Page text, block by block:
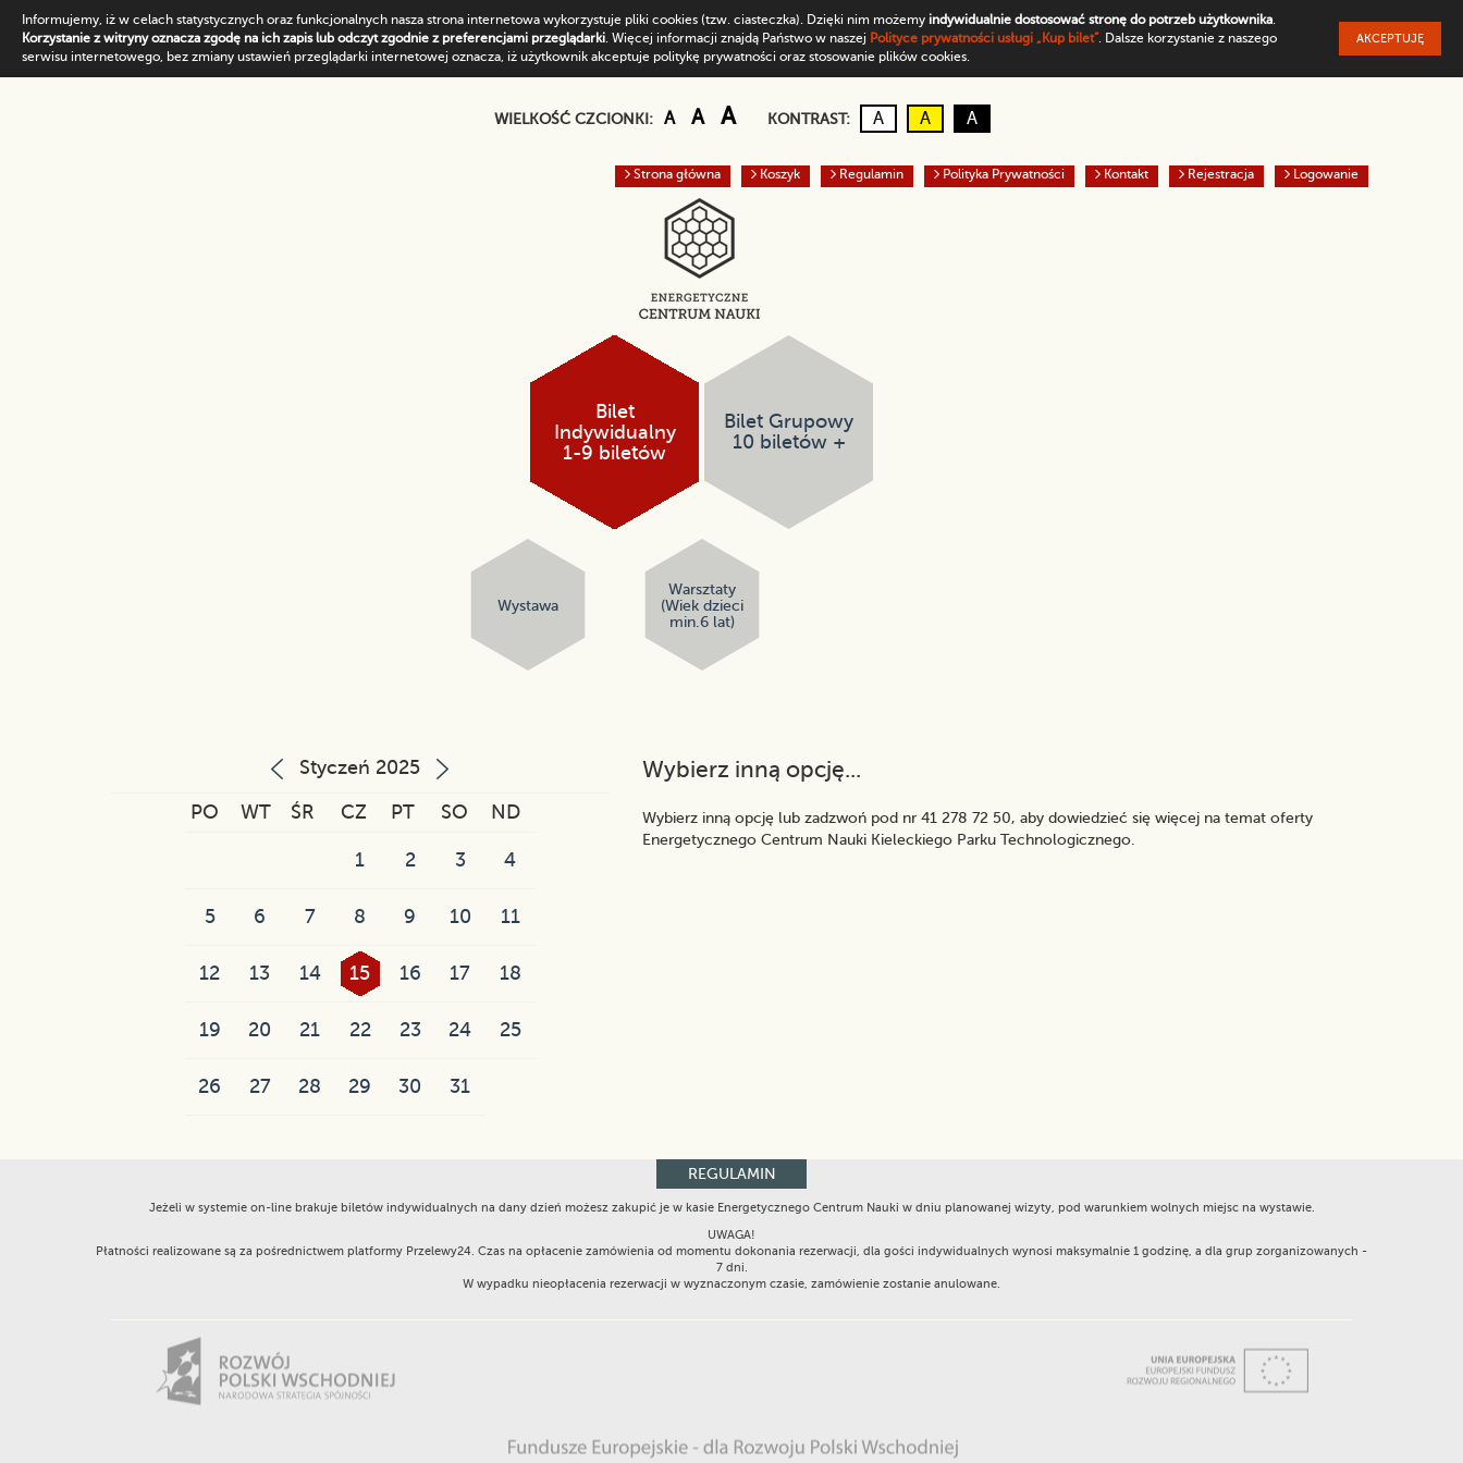
Informujemy, iż w celach statystycznych oraz funkcjonalnych nasza strona internetowa wykorzystuje pliki cookies (tzw. ciasteczka). Dzięki nim możemy indywidualnie dostosować stronę do potrzeb użytkownika.
Korzystanie z witryny oznacza zgodę na ich zapis lub odczyt zgodnie z preferencjami przeglądarki. Więcej informacji znajdą Państwo w naszej Polityce prywatności usługi „Kup bilet”. Dalsze korzystanie z naszego
serwisu internetowego, bez zmiany ustawień przeglądarki internetowej oznacza, iż użytkownik akceptuje politykę prywatności oraz stosowanie plików cookies.
AKCEPTUJĘ
WIELKOŚĆ CZCIONKI: A Domyślny rozmiar czcionki
A Większa czcionka
ANajwiększa czcionka
KONTRAST: AKontrast domyślny
ACzarny tekst na żółtym tle
ABiały tekst na czarnym tle
Strona główna Koszyk Regulamin Polityka Prywatności Kontakt Rejestracja Logowanie
Bilet
Indywidualny
1-9 biletów
Bilet Grupowy
10 biletów +
Wystawa
Warsztaty
(Wiek dzieci
min.6 lat)
Styczeń 2025
PO WT ŚR CZ PT SO ND
1 2 3 4
5 6 7 8 9 10 11
12 13 14 15 16 17 18
19 20 21 22 23 24 25
26 27 28 29 30 31
Wybierz inną opcję...
Wybierz inną opcję lub zadzwoń pod nr 41 278 72 50, aby dowiedzieć się więcej na temat oferty
Energetycznego Centrum Nauki Kieleckiego Parku Technologicznego.
REGULAMIN
Jeżeli w systemie on-line brakuje biletów indywidualnych na dany dzień możesz zakupić je w kasie Energetycznego Centrum Nauki w dniu planowanej wizyty, pod warunkiem wolnych miejsc na wystawie.
UWAGA!
Płatności realizowane są za pośrednictwem platformy Przelewy24. Czas na opłacenie zamówienia od momentu dokonania rezerwacji, dla gości indywidualnych wynosi maksymalnie 1 godzinę, a dla grup zorganizowanych -
7 dni.
W wypadku nieopłacenia rezerwacji w wyznaczonym czasie, zamówienie zostanie anulowane.